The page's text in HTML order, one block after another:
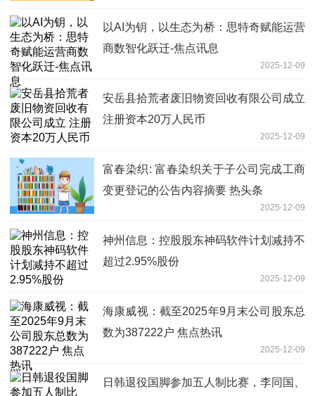
以AI为钥，以生态为桥：思特奇赋能运营
商数智化跃迁-焦点讯息
2025-12-09
安岳县拾荒者废旧物资回收有限公司成立
注册资本20万人民币
2025-12-09
富春染织: 富春染织关于子公司完成工商
变更登记的公告内容摘要 热头条
2025-12-09
神州信息：控股股东神码软件计划减持不
超过2.95%股份
2025-12-09
海康威视：截至2025年9月末公司股东总
数为387222户 焦点热讯
2025-12-09
日韩退役国脚参加五人制比赛，李同国、